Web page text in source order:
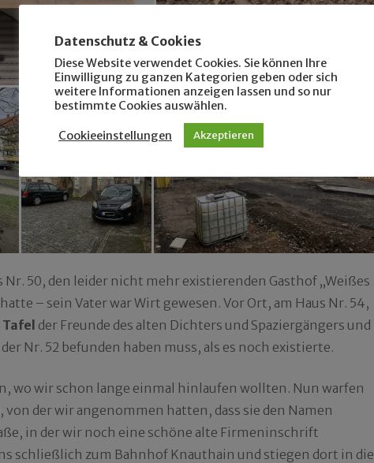
Nr. 50, den leider nicht mehr existierenden Gasthof „Weißes
– sein Vater war Wirt gewesen. Vor Ort, am Haus Nr. 54,
der Freunde des alten Dichters und Spaziergängers und
Nr. 52 befunden haben muss, als es noch existierte.
wo wir schon lange einmal hinlaufen wollten. Nun warfen
, von der wir angenommen hatten, dass sie den Namen
in der wir noch eine schöne alte Firmeninschrift
schließlich zum Bahnhof Knauthain und stiegen dort in die
Datenschutz & Cookies
Diese Website verwendet Cookies. Sie können Ihre
Einwilligung zu ganzen Kategorien geben oder sich
weitere Informationen anzeigen lassen und so nur
bestimmte Cookies auswählen.
Cookieeinstellungen Akzeptieren